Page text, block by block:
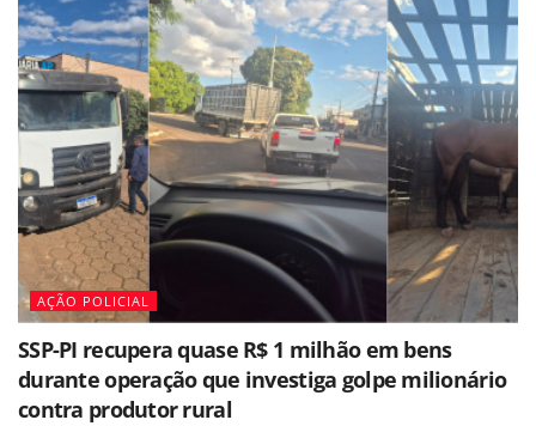
AÇÃO POLICIAL
SSP-PI recupera quase R$ 1 milhão em bens
durante operação que investiga golpe milionário
contra produtor rural